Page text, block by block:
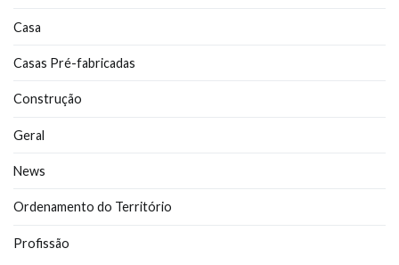
Casa
Casas Pré-fabricadas
Construção
Geral
News
Ordenamento do Território
Profissão